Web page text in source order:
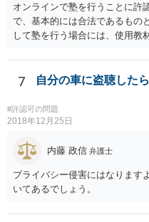
オンラインで塾を行うことに許
で、基本的には合法であるもの
して塾を行う場合には、使用教
護士にご相談いただきながら進
思います。
7 自分の車に盗聴した
#許認可の問題
2018年12月25日
内藤 政信 弁護士
プライバシー侵害にはなります
いてあるでしょう。